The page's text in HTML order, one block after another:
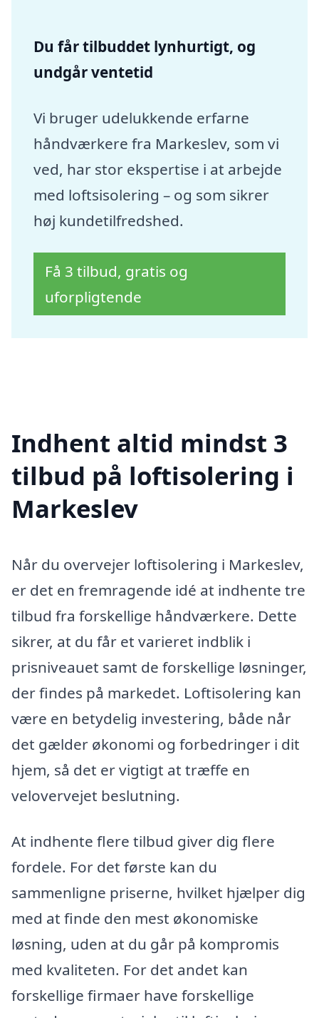
Du får tilbuddet lynhurtigt, og
undgår ventetid
Vi bruger udelukkende erfarne
håndværkere fra Markeslev, som vi
ved, har stor ekspertise i at arbejde
med loftsisolering – og som sikrer
høj kundetilfredshed.
Få 3 tilbud, gratis og
uforpligtende
Indhent altid mindst 3
tilbud på loftisolering i
Markeslev
Når du overvejer loftisolering i Markeslev,
er det en fremragende idé at indhente tre
tilbud fra forskellige håndværkere. Dette
sikrer, at du får et varieret indblik i
prisniveauet samt de forskellige løsninger,
der findes på markedet. Loftisolering kan
være en betydelig investering, både når
det gælder økonomi og forbedringer i dit
hjem, så det er vigtigt at træffe en
velovervejet beslutning.
At indhente flere tilbud giver dig flere
fordele. For det første kan du
sammenligne priserne, hvilket hjælper dig
med at finde den mest økonomiske
løsning, uden at du går på kompromis
med kvaliteten. For det andet kan
forskellige firmaer have forskellige